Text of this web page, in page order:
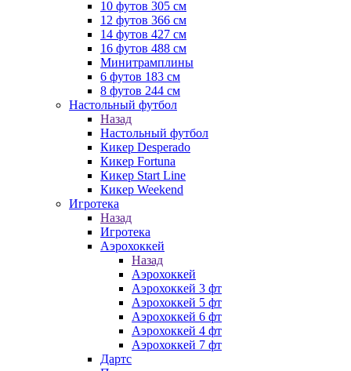
10 футов 305 см
12 футов 366 см
14 футов 427 см
16 футов 488 см
Минитрамплины
6 футов 183 см
8 футов 244 см
Настольный футбол
Назад
Настольный футбол
Кикер Desperado
Кикер Fortuna
Кикер Start Line
Кикер Weekend
Игротека
Назад
Игротека
Аэрохоккей
Назад
Аэрохоккей
Аэрохоккей 3 фт
Аэрохоккей 5 фт
Аэрохоккей 6 фт
Аэрохоккей 4 фт
Аэрохоккей 7 фт
Дартс